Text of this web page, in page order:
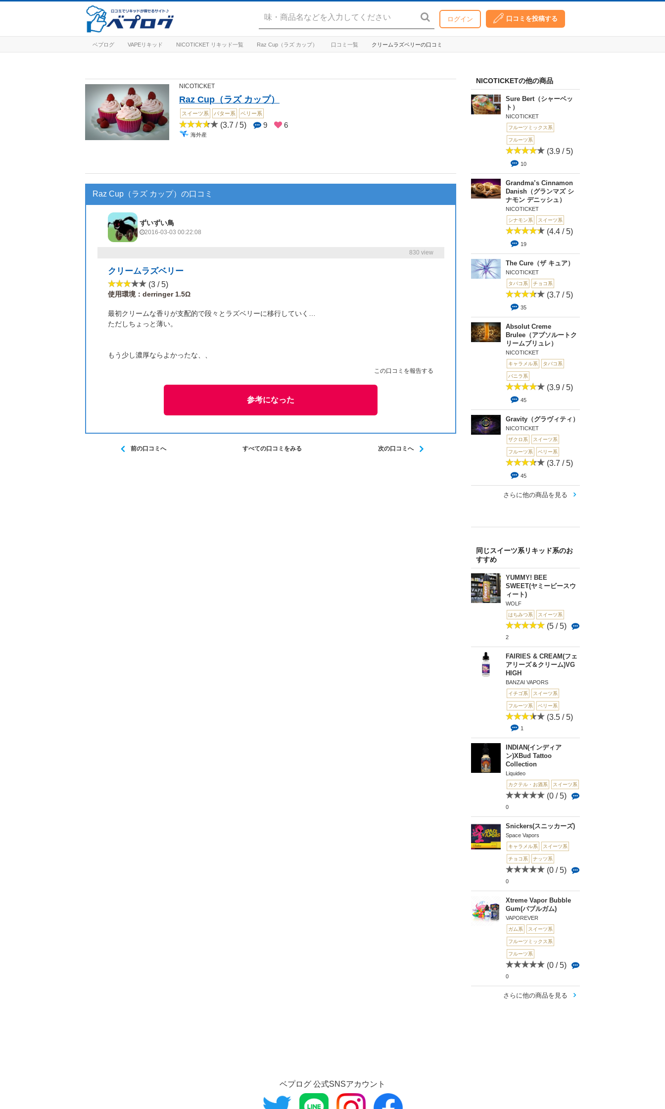
ログイン 口コミを投稿する
ベプログ VAPEリキッド NICOTICKET リキッド一覧 Raz Cup（ラズ カップ） 口コミ一覧 クリームラズベリーの口コミ
NICOTICKETの他の商品
Sure Bert（シャーベッ
ト）
NICOTICKET
フルーツミックス系
フルーツ系
(3.9 / 5)
10
Grandma’s Cinnamon
Danish（グランマズ シ
ナモン デニッシュ）
NICOTICKET
シナモン系 スイーツ系
(4.4 / 5)
19
The Cure（ザ キュア）
NICOTICKET
タバコ系 チョコ系
(3.7 / 5)
35
Absolut Creme
Brulee（アブソルートク
リームブリュレ）
NICOTICKET
キャラメル系 タバコ系
バニラ系
(3.9 / 5)
45
Gravity（グラヴィティ）
NICOTICKET
ザクロ系 スイーツ系
フルーツ系 ベリー系
(3.7 / 5)
45
さらに他の商品を見る
同じスイーツ系リキッド系のお
すすめ
YUMMY! BEE
SWEET(ヤミービースウ
ィート)
WOLF
はちみつ系 スイーツ系
(5 / 5)
2
FAIRIES & CREAM(フェ
アリーズ＆クリーム)VG
HIGH
BANZAI VAPORS
イチゴ系 スイーツ系
フルーツ系 ベリー系
(3.5 / 5)
1
INDIAN(インディア
ン)XBud Tattoo
Collection
Liquideo
カクテル・お酒系 スイーツ系
(0 / 5)
0
Snickers(スニッカーズ)
Space Vapors
キャラメル系 スイーツ系
チョコ系 ナッツ系
(0 / 5)
0
Xtreme Vapor Bubble
Gum(バブルガム)
VAPOREVER
ガム系 スイーツ系
フルーツミックス系
フルーツ系
(0 / 5)
0
さらに他の商品を見る
NICOTICKET
Raz Cup（ラズ カップ）
スイーツ系 バター系 ベリー系
(3.7 / 5) 9 6
海外産
Raz Cup（ラズ カップ）の口コミ
ずいずい鳥
2016-03-03 00:22:08
830 view
クリームラズベリー
(3 / 5)
使用環境：derringer 1.5Ω
最初クリームな香りが支配的で段々とラズベリーに移行していく…
ただしちょっと薄い。
もう少し濃厚ならよかったな、、
この口コミを報告する
参考になった
前の口コミへ すべての口コミをみる 次の口コミへ
ベプログ 公式SNSアカウント